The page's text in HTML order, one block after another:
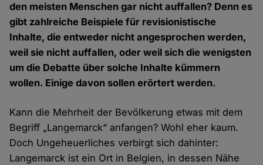
den meisten Menschen gar nicht auffallen? Denn es
gibt zahlreiche Beispiele für revisionistische
Inhalte, die entweder nicht angesprochen werden,
weil sie nicht auffallen, oder weil sich die wenigsten
um die Debatte über solche Inhalte kümmern
wollen. Einige davon sollen erörtert werden.
Kann die Mehrheit der Bevölkerung etwas mit dem
Begriff „Langemarck“ anfangen? Wohl eher kaum.
Doch Ungeheuerliches verbirgt sich dahinter:
Langemarck ist ein Ort in Belgien, in dessen Nähe